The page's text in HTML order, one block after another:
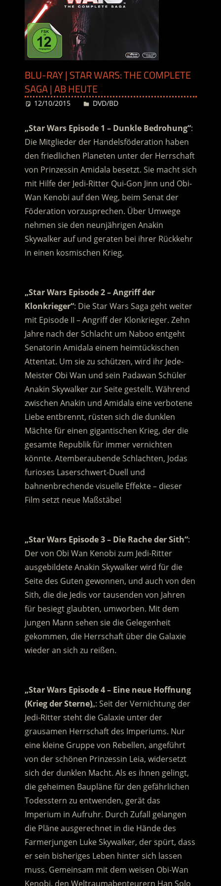
BLU-RAY | STAR WARS: THE COMPLETE
SAGA | AB HEUTE
12/10/2015 Desiree
DVD/BD
„Star Wars Episode 1 – Dunkle Bedrohung“:
Die Mitglieder der Handelsföderation haben
den friedlichen Planeten unter der Herrschaft
von Prinzessin Amidala besetzt. Sie macht sich
mit Hilfe der Jedi-Ritter Qui-Gon Jinn und Obi-
Wan Kenobi auf den Weg, beim Senat der
Föderation vorzusprechen. Über Umwege
nehmen sie den neunjährigen Anakin
Skywalker auf und geraten bei ihrer Rückkehr
in einen kosmischen Krieg.
„Star Wars Episode 2 – Angriff der
Klonkrieger“: Die Star Wars Saga geht weiter
mit Episode II – Angriff der Klonkrieger. Zehn
Jahre nach der Schlacht um Naboo entgeht
Senatorin Amidala einem heimtückischen
Attentat. Um sie zu schützen, wird ihr Jede-
Meister Obi Wan und sein Padawan Schüler
Anakin Skywalker zur Seite gestellt. Während
zwischen Anakin und Amidala eine verbotene
Liebe entbrennt, rüsten sich die dunklen
Mächte für einen gigantischen Krieg, der die
gesamte Republik für immer vernichten
könnte. Atemberaubende Schlachten, Jodas
furioses Laserschwert-Duell und
bahnenbrechende visuelle Effekte – dieser
Film setzt neue Maßstäbe!
„Star Wars Episode 3 – Die Rache der Sith“:
Der von Obi Wan Kenobi zum Jedi-Ritter
ausgebildete Anakin Skywalker wird für die
Seite des Guten gewonnen, und auch von den
Sith, die die Jedis vor tausenden von Jahren
für besiegt glaubten, umworben. Mit dem
jungen Mann sehen sie die Gelegenheit
gekommen, die Herrschaft über die Galaxie
wieder an sich zu reißen.
„Star Wars Episode 4 – Eine neue Hoffnung
(Krieg der Sterne)„: Seit der Vernichtung der
Jedi-Ritter steht die Galaxie unter der
grausamen Herrschaft des Imperiums. Nur
eine kleine Gruppe von Rebellen, angeführt
von der schönen Prinzessin Leia, widersetzt
sich der dunklen Macht. Als es ihnen gelingt,
die geheimen Baupläne für den gefährlichen
Todesstern zu entwenden, gerät das
Imperium in Aufruhr. Durch Zufall gelangen
die Pläne ausgerechnet in die Hände des
Farmerjungen Luke Skywalker, der spürt, dass
er sein bisheriges Leben hinter sich lassen
muss. Gemeinsam mit dem weisen Obi-Wan
Kenobi, den Weltraumabenteurern Han Solo